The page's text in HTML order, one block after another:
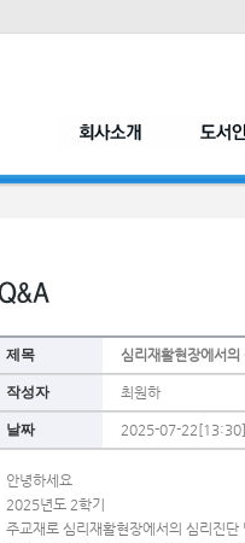
제목 심리재활현장에서의
작성자 최원하
날짜 2025-07-22[13:30]
안녕하세요
2025년도 2학기
주교재로 심리재활현장에서의 심리진